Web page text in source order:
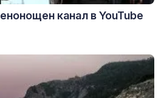
канал в YouTube